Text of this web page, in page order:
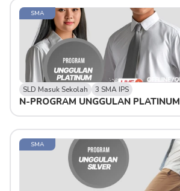
SMA
SLD Masuk Sekolah 3 SMA IPS
N-PROGRAM UNGGULAN PLATINUM
SMA